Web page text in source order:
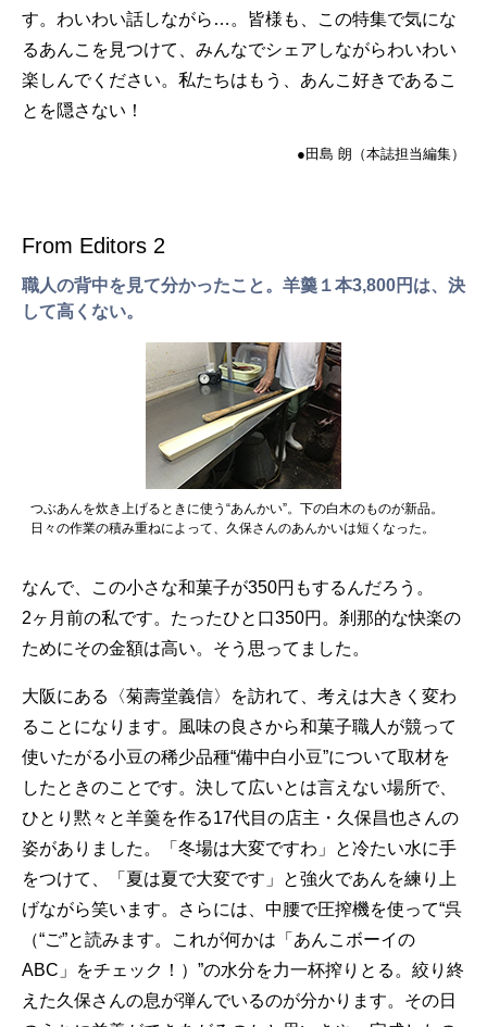
す。わいわい話しながら…。皆様も、この特集で気にな
るあんこを見つけて、みんなでシェアしながらわいわい
楽しんでください。私たちはもう、あんこ好きであるこ
とを隠さない！
●田島 朗（本誌担当編集）
From Editors 2
職人の背中を見て分かったこと。羊羹１本3,800円は、決
して高くない。
つぶあんを炊き上げるときに使う“あんかい”。下の白木のものが新品。
日々の作業の積み重ねによって、久保さんのあんかいは短くなった。
なんで、この小さな和菓子が350円もするんだろう。
2ヶ月前の私です。たったひと口350円。刹那的な快楽の
ためにその金額は高い。そう思ってました。
大阪にある〈菊壽堂義信〉を訪れて、考えは大きく変わ
ることになります。風味の良さから和菓子職人が競って
使いたがる小豆の稀少品種“備中白小豆”について取材を
したときのことです。決して広いとは言えない場所で、
ひとり黙々と羊羹を作る17代目の店主・久保昌也さんの
姿がありました。「冬場は大変ですわ」と冷たい水に手
をつけて、「夏は夏で大変です」と強火であんを練り上
げながら笑います。さらには、中腰で圧搾機を使って“呉
（“ご”と読みます。これが何かは「あんこボーイの
ABC」をチェック！）”の水分を力一杯搾りとる。絞り終
えた久保さんの息が弾んでいるのが分かります。その日